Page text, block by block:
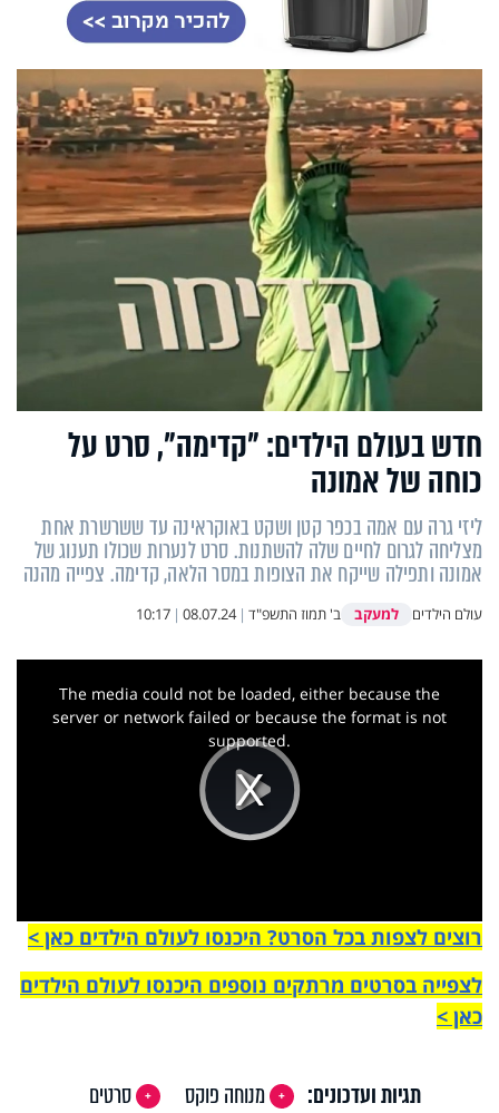
חדש בעולם הילדים: "קדימה", סרט על
כוחה של אמונה
ליזי גרה עם אמה בכפר קטן ושקט באוקראינה עד ששרשרת אחת
מצליחה לגרום לחיים שלה להשתנות. סרט לנערות שכולו תענוג של
אמונה ותפילה שייקח את הצופות במסר הלאה, קדימה. צפייה מהנה
עולם הילדים למעקב ב' תמוז התשפ"ד |
08.07.24
|
10:17
Play
Video
This
The media could not be loaded, either because the
server or network failed or because the format is not
supported.
רוצים לצפות בכל הסרט? היכנסו לעולם הילדים כאן >
לצפייה בסרטים מרתקים נוספים היכנסו לעולם הילדים
כאן >
תגיות ועדכונים: מנוחה פוקס
סרטים